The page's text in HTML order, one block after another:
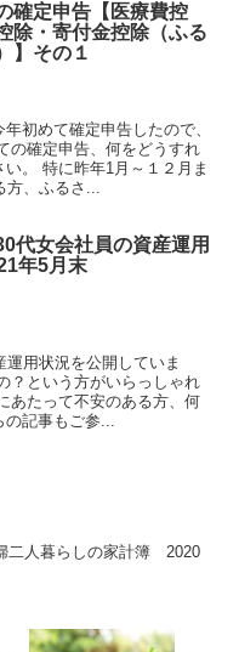
確定申告【医療費控
除・寄付金控除（ふる
】その１
初めて確定申告したので、
の確定申告、何をどうすれ
。 特に昨年1月～１２月ま
方、ふるさ...
代女会社員の資産運用
年5月末
用状況を公開していま
？という方がいらっしゃれ
あたって不安のある方、何
の記事もご参...
二人暮らしの家計簿 2020